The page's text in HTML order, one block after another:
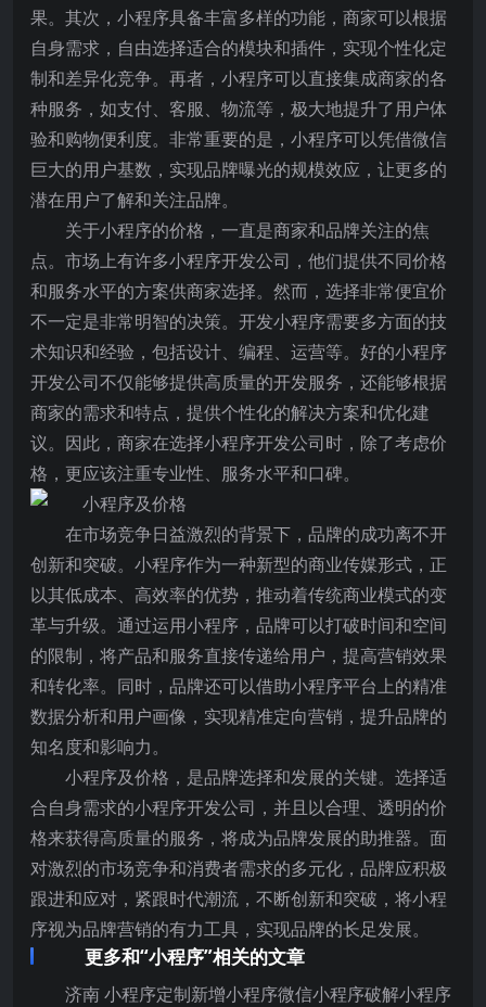
果。其次，小程序具备丰富多样的功能，商家可以根据
自身需求，自由选择适合的模块和插件，实现个性化定
制和差异化竞争。再者，小程序可以直接集成商家的各
种服务，如支付、客服、物流等，极大地提升了用户体
验和购物便利度。非常重要的是，小程序可以凭借微信
巨大的用户基数，实现品牌曝光的规模效应，让更多的
潜在用户了解和关注品牌。
关于小程序的价格，一直是商家和品牌关注的焦
点。市场上有许多小程序开发公司，他们提供不同价格
和服务水平的方案供商家选择。然而，选择非常便宜价
不一定是非常明智的决策。开发小程序需要多方面的技
术知识和经验，包括设计、编程、运营等。好的小程序
开发公司不仅能够提供高质量的开发服务，还能够根据
商家的需求和特点，提供个性化的解决方案和优化建
议。因此，商家在选择小程序开发公司时，除了考虑价
格，更应该注重专业性、服务水平和口碑。
在市场竞争日益激烈的背景下，品牌的成功离不开
创新和突破。小程序作为一种新型的商业传媒形式，正
以其低成本、高效率的优势，推动着传统商业模式的变
革与升级。通过运用小程序，品牌可以打破时间和空间
的限制，将产品和服务直接传递给用户，提高营销效果
和转化率。同时，品牌还可以借助小程序平台上的精准
数据分析和用户画像，实现精准定向营销，提升品牌的
知名度和影响力。
小程序及价格，是品牌选择和发展的关键。选择适
合自身需求的小程序开发公司，并且以合理、透明的价
格来获得高质量的服务，将成为品牌发展的助推器。面
对激烈的市场竞争和消费者需求的多元化，品牌应积极
跟进和应对，紧跟时代潮流，不断创新和突破，将小程
序视为品牌营销的有力工具，实现品牌的长足发展。
更多和“小程序”相关的文章
济南 小程序定制新增小程序微信小程序破解小程序